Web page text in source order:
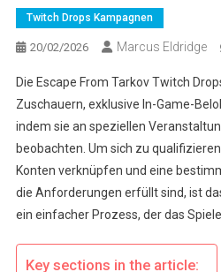
Twitch Drops Kampagnen
20/02/2026 Marcus Eldridge
Die Escape From Tarkov Twitch
Zuschauern, exklusive In-Game-
indem sie an speziellen
beobachten. Um sich zu
Konten verknüpfen und eine
die Anforderungen erfüllt sind, ist
ein einfacher Prozess, der das
Key sections in the article: